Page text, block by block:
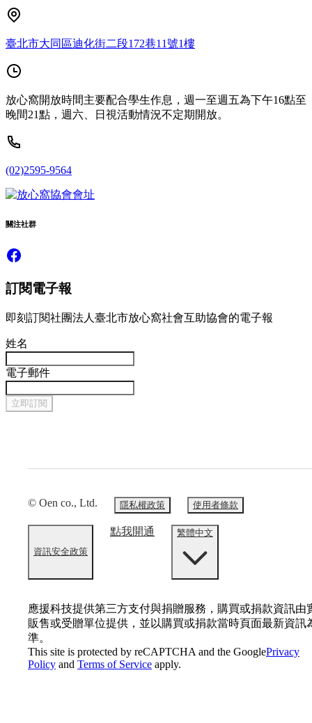
臺北市大同區迪化街二段172巷11號1樓
放心窩開放時間主要配合學生作息，週一至週五為下午16點至
晚間21點，週六、日視活動情況不定期開放。
(02)2595-9564
關注社群
訂閱電子報
即刻訂閱社團法人臺北市放心窩社會互助協會的電子報
姓名
電子郵件
立即訂閱
© Oen co., Ltd. 隱私權政策 使用者條款
資訊安全政策
點我開通 繁體中文
應援科技提供第三方支付與捐贈服務，購買或捐款資訊由
販售或受贈單位提供，並以購買或捐款當時頁面最新資訊
準。
This site is protected by reCAPTCHA and the GooglePrivacy
Policy and Terms of Service apply.